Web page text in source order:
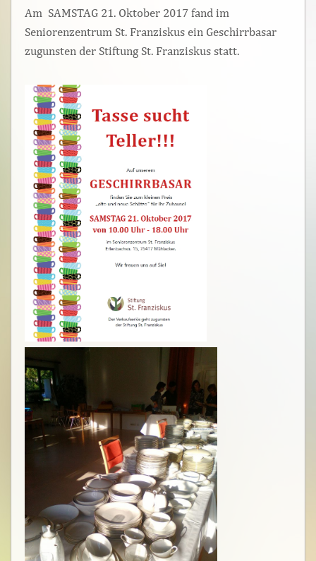
Am SAMSTAG 21. Oktober 2017 fand im
Seniorenzentrum St. Franziskus ein Geschirrbasar
zugunsten der Stiftung St. Franziskus statt.